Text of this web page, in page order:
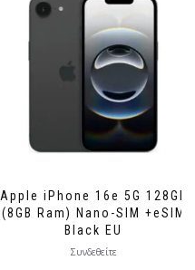
Apple iPhone 16e 5G 128GB
(8GB Ram) Nano-SIM +eSIM
Black EU
Συνδεθείτε